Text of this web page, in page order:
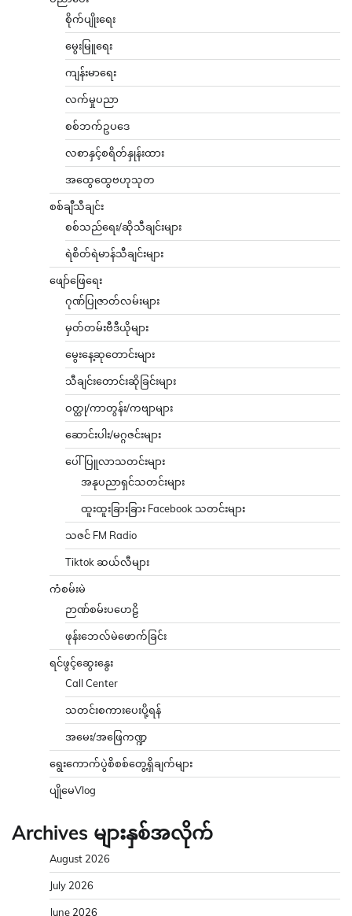
စိုက်ပျိုးရေး
မွေးမြူရေး
ကျန်းမာရေး
လက်မှုပညာ
စစ်ဘက်ဥပဒေ
လစာနှင့်စရိတ်နှုန်းထား
အထွေထွေဗဟုသုတ
စစ်ချီသီချင်း
စစ်သည်ရေး/ဆိုသီချင်းများ
ရဲစိတ်ရဲမာန်သီချင်းများ
ဖျော်ဖြေရေး
ဂုဏ်ပြုဇာတ်လမ်းများ
မှတ်တမ်းဗီဒီယိုများ
မွေးနေ့ဆုတောင်းများ
သီချင်းတောင်းဆိုခြင်းများ
ဝတ္ထု/ကာတွန်း/ကဗျာများ
ဆောင်းပါး/မဂ္ဂဇင်းများ
ပေါ်ပြူလာသတင်းများ
အနုပညာရှင်သတင်းများ
ထူးထူးခြားခြား Facebook သတင်းများ
သဇင် FM Radio
Tiktok ဆယ်လီများ
ကံစမ်းမဲ
ဉာဏ်စမ်းပဟေဠိ
ဖုန်းဘေလ်မဲဖောက်ခြင်း
ရင်ဖွင့်ဆွေးနွေး
Call Center
သတင်းစကားပေးပို့ရန်
အမေး/အဖြေကဏ္ဍ
ရွေးကောက်ပွဲစိစစ်တွေ့ရှိချက်များ
ပျိုမေVlog
Archives များနှစ်အလိုက်
August 2026
July 2026
June 2026